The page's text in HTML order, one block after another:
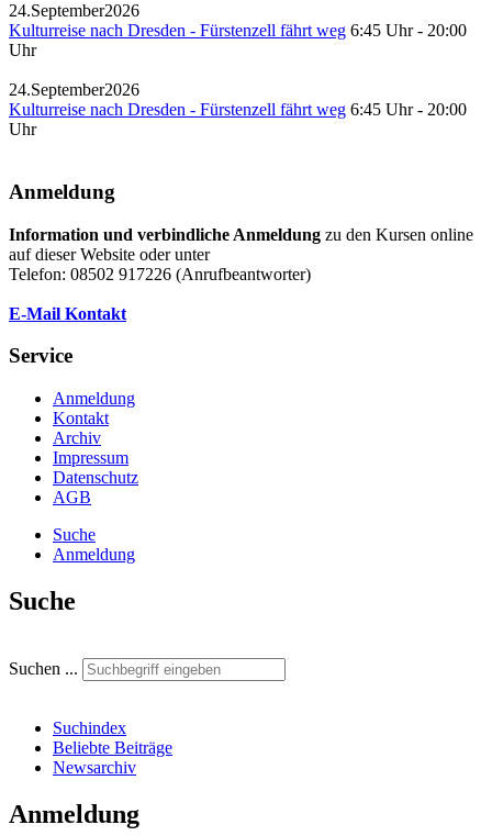
24.September2026
Kulturreise nach Dresden - Fürstenzell fährt weg 6:45 Uhr - 20:00
Uhr
24.September2026
Kulturreise nach Dresden - Fürstenzell fährt weg 6:45 Uhr - 20:00
Uhr
Anmeldung
Information und verbindliche Anmeldung zu den Kursen online
auf dieser Website oder unter
Telefon: 08502 917226 (Anrufbeantworter)
E-Mail Kontakt
Service
Anmeldung
Kontakt
Archiv
Impressum
Datenschutz
AGB
Suche
Anmeldung
Suche
Suchen ...
Suchindex
Beliebte Beiträge
Newsarchiv
Anmeldung